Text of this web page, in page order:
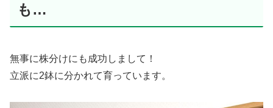
も…
無事に株分けにも成功しまして！
立派に2鉢に分かれて育っています。